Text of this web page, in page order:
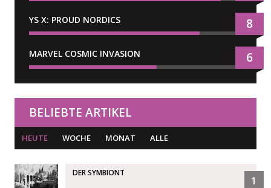
YS X: PROUD NORDICS 8
MARVEL COSMIC INVASION 6
BELIEBTE ARTIKEL
HEUTE WOCHE MONAT ALLE
DER SYMBIONT
1